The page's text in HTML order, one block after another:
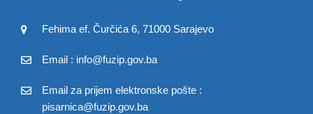
Fehima ef. Čurčića 6, 71000 Sarajevo
Email : info@fuzip.gov.ba
Email za prijem elektronske pošte :
pisarnica@fuzip.gov.ba